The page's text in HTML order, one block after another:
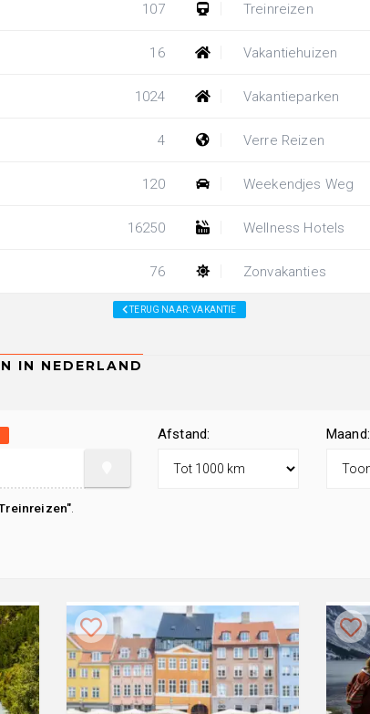
107
16
1024
4
120
16250
76
Treinreizen
Vakantiehuizen
Vakantieparken
Verre Reizen
Weekendjes Weg
Wellness Hotels
Zonvakanties
TERUG NAAR: VAKANTIE
Afstand: Maand: